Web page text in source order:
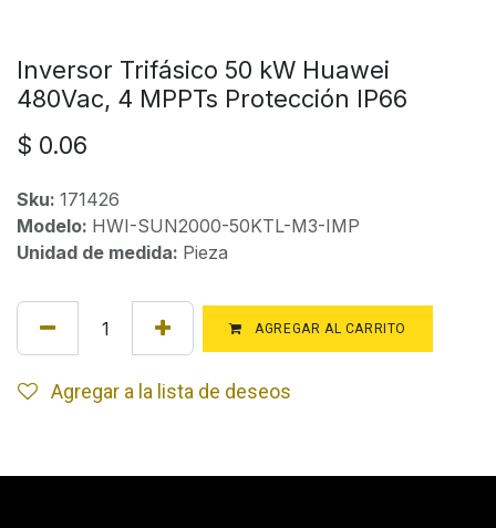
Inversor Trifásico 50 kW Huawei
480Vac, 4 MPPTs Protección IP66
$ 0.06
Sku: 171426
Modelo: HWI-SUN2000-50KTL-M3-IMP
Unidad de medida: Pieza
AGREGAR AL CARRITO
Agregar a la lista de deseos